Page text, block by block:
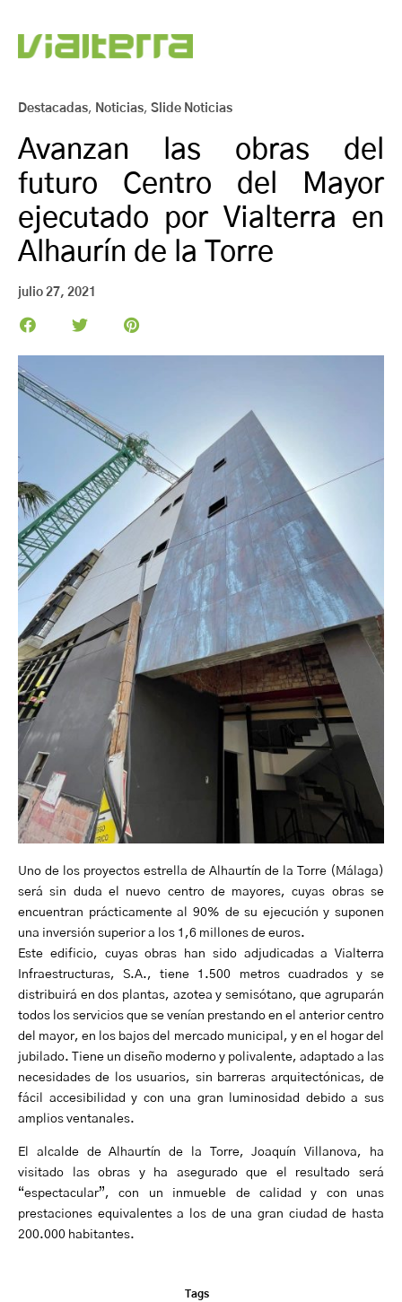
Destacadas, Noticias, Slide Noticias
Avanzan las obras del
futuro Centro del Mayor
ejecutado por Vialterra en
Alhaurín de la Torre
julio 27, 2021
Uno de los proyectos estrella de Alhaurtín de la Torre (Málaga)
será sin duda el nuevo centro de mayores, cuyas obras se
encuentran prácticamente al 90% de su ejecución y suponen
una inversión superior a los 1,6 millones de euros.
Este edificio, cuyas obras han sido adjudicadas a Vialterra
Infraestructuras, S.A., tiene 1.500 metros cuadrados y se
distribuirá en dos plantas, azotea y semisótano, que agruparán
todos los servicios que se venían prestando en el anterior centro
del mayor, en los bajos del mercado municipal, y en el hogar del
jubilado. Tiene un diseño moderno y polivalente, adaptado a las
necesidades de los usuarios, sin barreras arquitectónicas, de
fácil accesibilidad y con una gran luminosidad debido a sus
amplios ventanales.
El alcalde de Alhaurtín de la Torre, Joaquín Villanova, ha
visitado las obras y ha asegurado que el resultado será
“espectacular”, con un inmueble de calidad y con unas
prestaciones equivalentes a los de una gran ciudad de hasta
200.000 habitantes.
Tags